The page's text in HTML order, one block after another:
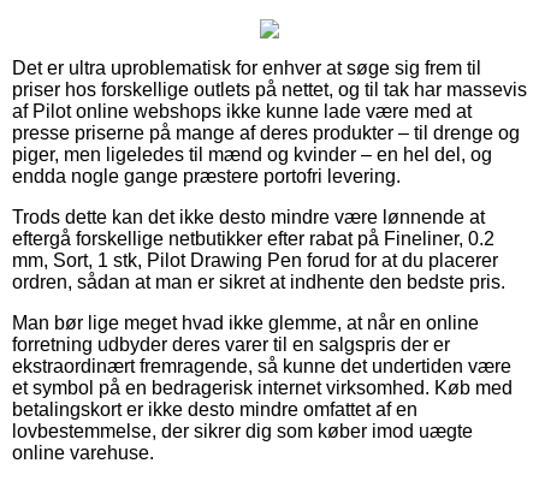
Det er ultra uproblematisk for enhver at søge sig frem til
priser hos forskellige outlets på nettet, og til tak har massevis
af Pilot online webshops ikke kunne lade være med at
presse priserne på mange af deres produkter – til drenge og
piger, men ligeledes til mænd og kvinder – en hel del, og
endda nogle gange præstere portofri levering.
Trods dette kan det ikke desto mindre være lønnende at
eftergå forskellige netbutikker efter rabat på Fineliner, 0.2
mm, Sort, 1 stk, Pilot Drawing Pen forud for at du placerer
ordren, sådan at man er sikret at indhente den bedste pris.
Man bør lige meget hvad ikke glemme, at når en online
forretning udbyder deres varer til en salgspris der er
ekstraordinært fremragende, så kunne det undertiden være
et symbol på en bedragerisk internet virksomhed. Køb med
betalingskort er ikke desto mindre omfattet af en
lovbestemmelse, der sikrer dig som køber imod uægte
online varehuse.